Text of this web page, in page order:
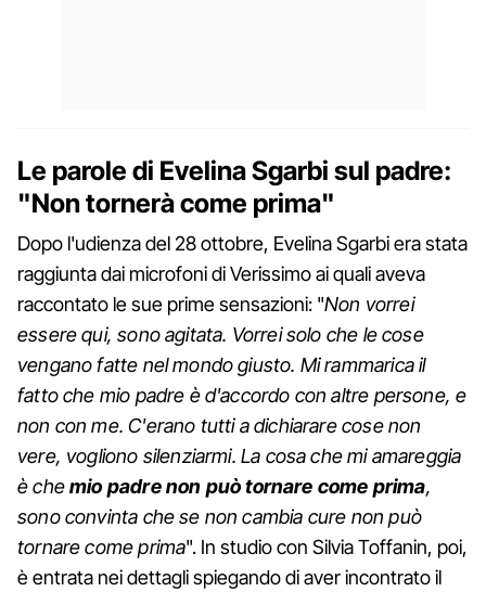
Le parole di Evelina Sgarbi sul padre:
"Non tornerà come prima"
Dopo l'udienza del 28 ottobre, Evelina Sgarbi era stata
raggiunta dai microfoni di Verissimo ai quali aveva
raccontato le sue prime sensazioni: "Non vorrei
essere qui, sono agitata. Vorrei solo che le cose
vengano fatte nel mondo giusto. Mi rammarica il
fatto che mio padre è d'accordo con altre persone, e
non con me. C'erano tutti a dichiarare cose non
vere, vogliono silenziarmi. La cosa che mi amareggia
è chemio padre non può tornare come prima,
sono convinta che se non cambia cure non può
tornare come prima". In studio con Silvia Toffanin, poi,
è entrata nei dettagli spiegando di aver incontrato il